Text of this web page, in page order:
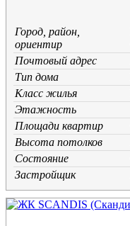
Город, район,
ориентир
Почтовый адрес
Тип дома
Класс жилья
Этажность
Площади квартир
Высота потолков
Состояние
Застройщик